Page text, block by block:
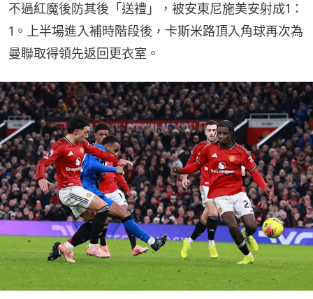
不過紅魔後防其後「送禮」，被安東尼施美安射成1：
1。上半場進入補時階段後，卡斯米路頂入角球再次為
曼聯取得領先返回更衣室。